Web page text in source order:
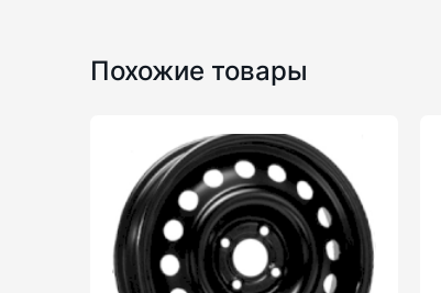
Похожие товары